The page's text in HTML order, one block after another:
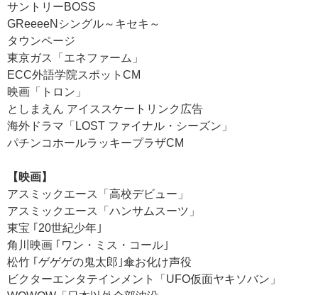
サントリーBOSS
GReeeeNシングル～キセキ～
タウンページ
東京ガス「エネファーム」
ECC外語学院スポットCM
映画「トロン」
としまえん アイススケートリンク広告
海外ドラマ「LOST ファイナル・シーズン」
パチンコホールラッキープラザCM
【映画】
アスミックエース「高校デビュー」
アスミックエース「ハンサムスーツ」
東宝 ｢20世紀少年｣
角川映画 ｢ワン・ミス・コール｣
松竹 ｢ゲゲゲの鬼太郎｣傘お化け声役
ビクターエンタテインメント「UFO仮面ヤキソバン」